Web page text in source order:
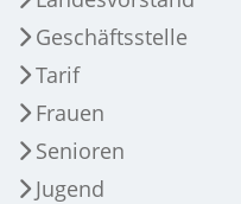
Geschäftsstelle
Tarif
Frauen
Senioren
Jugend